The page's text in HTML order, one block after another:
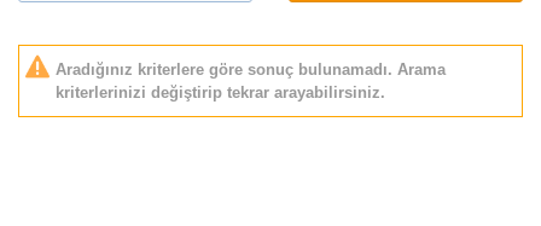
Aradığınız kriterlere göre sonuç bulunamadı. Arama
kriterlerinizi değiştirip tekrar arayabilirsiniz.